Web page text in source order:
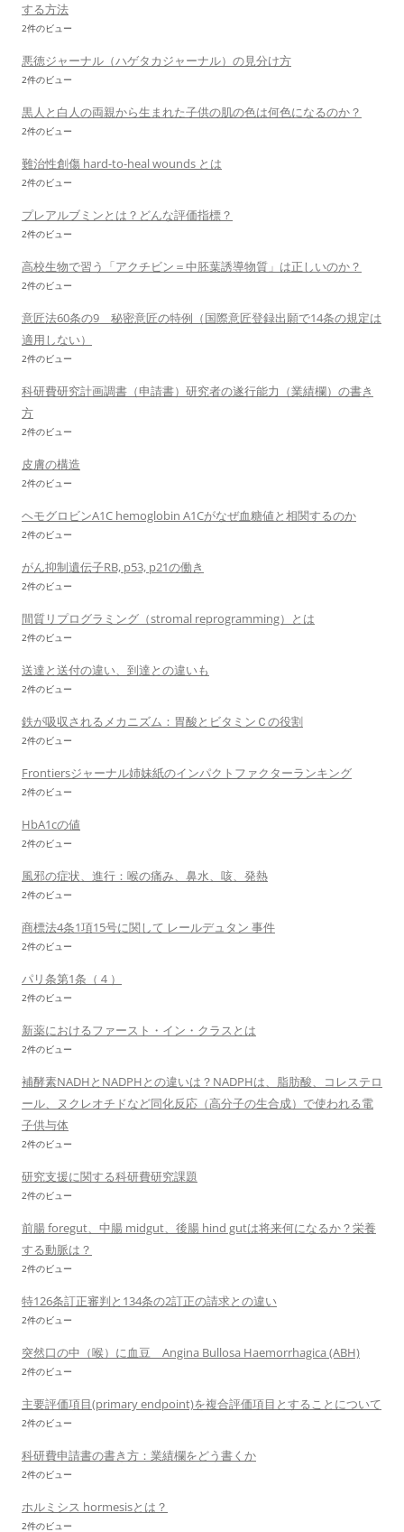
する方法
2件のビュー
悪徳ジャーナル（ハゲタカジャーナル）の見分け方
2件のビュー
黒人と白人の両親から生まれた子供の肌の色は何色になるのか？
2件のビュー
難治性創傷 hard-to-heal wounds とは
2件のビュー
プレアルブミンとは？どんな評価指標？
2件のビュー
高校生物で習う「アクチビン＝中胚葉誘導物質」は正しいのか？
2件のビュー
意匠法60条の9 秘密意匠の特例（国際意匠登録出願で14条の規定は
適用しない）
2件のビュー
科研費研究計画調書（申請書）研究者の遂行能力（業績欄）の書き
方
2件のビュー
皮膚の構造
2件のビュー
ヘモグロビンA1C hemoglobin A1Cがなぜ血糖値と相関するのか
2件のビュー
がん抑制遺伝子RB, p53, p21の働き
2件のビュー
間質リプログラミング（stromal reprogramming）とは
2件のビュー
送達と送付の違い、到達との違いも
2件のビュー
鉄が吸収されるメカニズム：胃酸とビタミンＣの役割
2件のビュー
Frontiersジャーナル姉妹紙のインパクトファクターランキング
2件のビュー
HbA1cの値
2件のビュー
風邪の症状、進行：喉の痛み、鼻水、咳、発熱
2件のビュー
商標法4条1項15号に関して レールデュタン 事件
2件のビュー
パリ条第1条（４）
2件のビュー
新薬におけるファースト・イン・クラスとは
2件のビュー
補酵素NADHとNADPHとの違いは？NADPHは、脂肪酸、コレステロ
ール、ヌクレオチドなど同化反応（高分子の生合成）で使われる電
子供与体
2件のビュー
研究支援に関する科研費研究課題
2件のビュー
前腸 foregut、中腸 midgut、後腸 hind gutは将来何になるか？栄養
する動脈は？
2件のビュー
特126条訂正審判と134条の2訂正の請求との違い
2件のビュー
突然口の中（喉）に血豆 Angina Bullosa Haemorrhagica (ABH)
2件のビュー
主要評価項目(primary endpoint)を複合評価項目とすることについて
2件のビュー
科研費申請書の書き方：業績欄をどう書くか
2件のビュー
ホルミシス hormesisとは？
2件のビュー